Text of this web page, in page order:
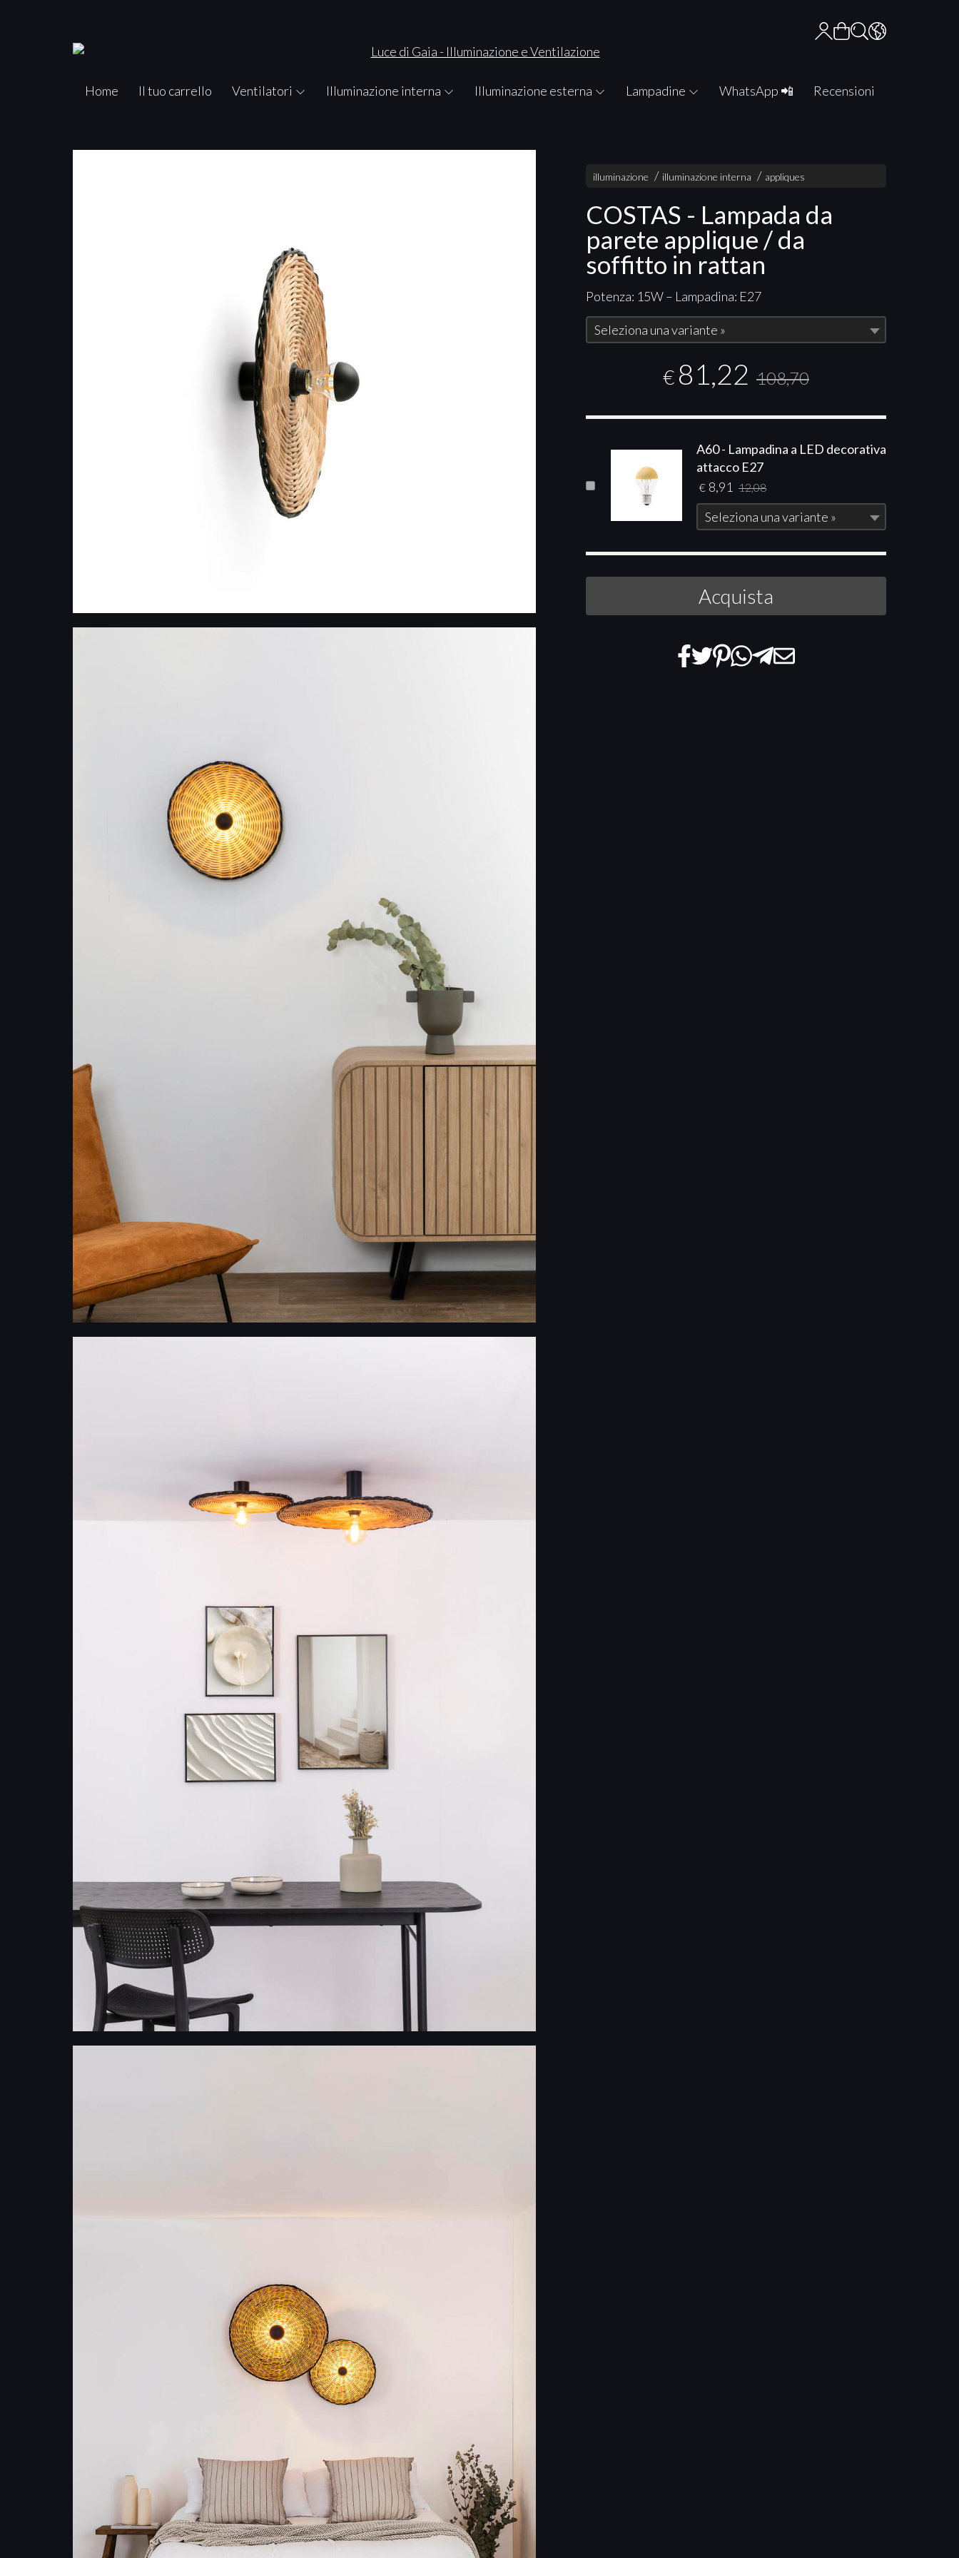
Home Il tuo carrello Ventilatori Illuminazione interna Illuminazione esterna Lampadine WhatsApp 📲 Recensioni
illuminazione illuminazione interna appliques
COSTAS - Lampada da
parete applique / da
soffitto in rattan
Potenza: 15W – Lampadina: E27
Seleziona una variante »
€ 81,22 108,70
A60 - Lampadina a LED decorativa
attacco E27
€ 8,91 12,08
Seleziona una variante »
Acquista